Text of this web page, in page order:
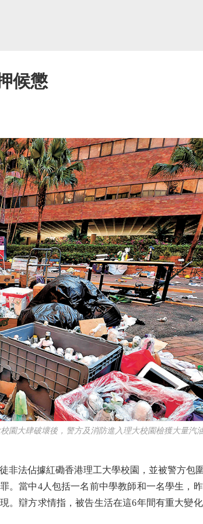
候懲
園大肆破壞後，警方及消防進入理大校園檢獲大量汽
法佔據紅磡香港理工大學校園，並被警方包
。當中4人包括一名前中學教師和一名學生，
。辯方求情指，被告生活在這6年間有重大變